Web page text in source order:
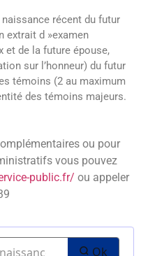
naissance récent du futur
extrait d »examen
et de la future épouse,
sur l’honneur) du futur
témoins (2 au maximum
des témoins majeurs.
ou pour
vous pouvez
public.fr/ ou appeler
Ok